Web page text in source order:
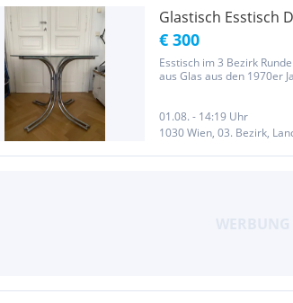
Glastisch Esstisch
€ 300
Esstisch im 3 Bezirk
aus Glas aus den 1970er
01.08. - 14:19 Uhr
1030 Wien, 03. Bezirk,